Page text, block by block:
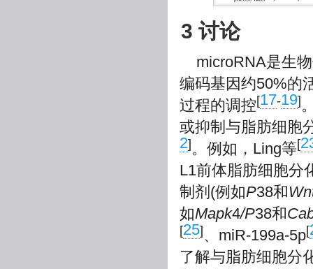
3 讨论
microRNA是生
编码基因约50%的
过程的调控[17-19]
或抑制与脂肪细胞
2]。例如，Ling等[
L1前体脂肪细胞分
制剂(例如P38和
如Mapk4/P38和
[25]、miR-199a-5p[
了解与脂肪细胞分